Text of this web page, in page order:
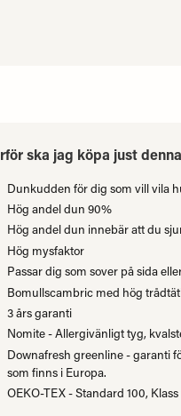
ska jag köpa just
Dunkudden för dig som vill vila
Hög andel dun 90%
Hög andel dun innebär att du
Hög mysfaktor
Passar dig som sover på sida
Bomullscambric med hög
3 års garanti
Nomite - Allergivänligt tyg,
Downafresh greenline - garanti
som finns i Europa.
OEKO-TEX - Standard 100, Klass